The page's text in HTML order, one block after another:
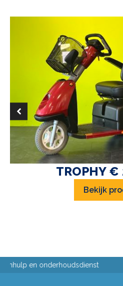
TROPHY €
Bekijk
Passing